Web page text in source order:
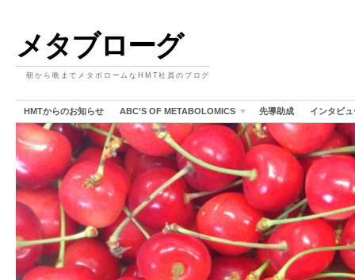
メタブローグ
朝から晩までメタボロームなHMT社員のブログ
HMTからのお知らせ ABC’S OF METABOLOMICS 先導助成 インタビュ